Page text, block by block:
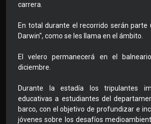
carrera.
En total durante el recorrido serán parte
Darwin", como se les llama en el ámbito.
El velero permanecerá en el
diciembre.
Durante la estadía los tripulantes
educativas a estudiantes del
barco, con el objetivo de profundizar e
jóvenes sobre los desafíos